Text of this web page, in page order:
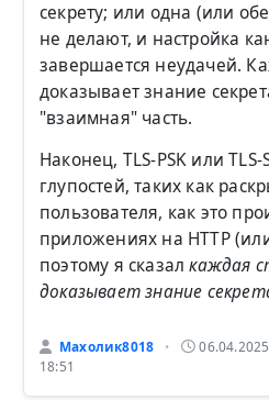
секрету; или одна (или
не делают, и настройка
завершается неудачей.
доказывает знание
"взаимная" часть.
Наконец, TLS-PSK или
глупостей, таких как
пользователя, как это
приложениях на HTTP
поэтому я сказалкаждая
доказывает знание
Махолик8018 •
06.04.2025
18:51